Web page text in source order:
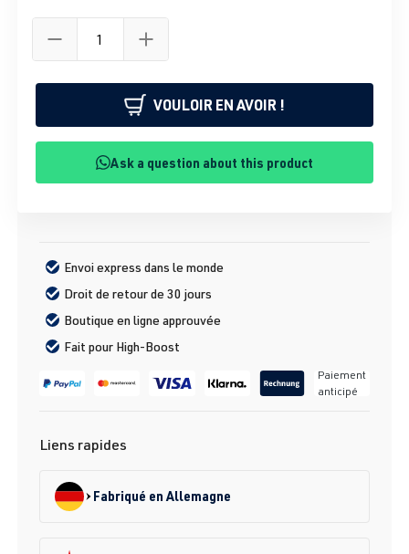
VOULOIR EN AVOIR !
Ask a question about this product
Envoi express dans le monde
Droit de retour de 30 jours
Boutique en ligne approuvée
Fait pour High-Boost
Paiement
anticipé
Liens rapides
Fabriqué en Allemagne